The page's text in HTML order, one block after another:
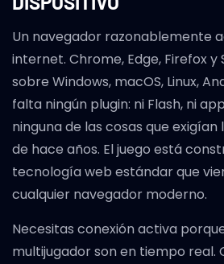
Un navegador razonablemente
internet. Chrome, Edge, Firefox y
sobre Windows, macOS, Linux,
falta ningún plugin: ni Flash, ni
ninguna de las cosas que
de hace años. El juego está
tecnología web estándar que
cualquier navegador moderno.
Necesitas conexión activa
multijugador son en tiempo real.